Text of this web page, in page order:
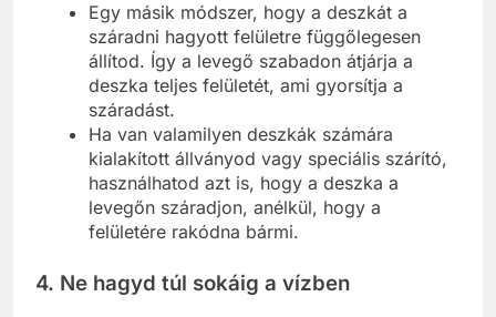
Egy másik módszer, hogy a deszkát a
száradni hagyott felületre függőlegesen
állítod. Így a levegő szabadon átjárja a
deszka teljes felületét, ami gyorsítja a
száradást.
Ha van valamilyen deszkák számára
kialakított állványod vagy speciális szárító,
használhatod azt is, hogy a deszka a
levegőn száradjon, anélkül, hogy a
felületére rakódna bármi.
4. Ne hagyd túl sokáig a vízben